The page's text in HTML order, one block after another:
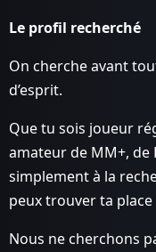
Le profil recherché
On cherche avant
d’esprit.
Que tu sois joueur
amateur de MM+, de
simplement à la
peux trouver ta place
Nous ne cherchons